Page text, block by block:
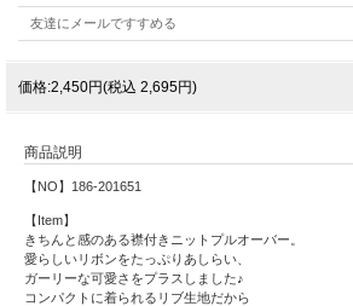
友達にメールですすめる
価格:2,450円(税込 2,695円)
商品説明
【NO】186-201651
【Item】
きちんと感のある襟付きニットプルオーバー。
愛らしいリボンをたっぷりあしらい、
ガーリーな可愛さをプラスしました♪
コンパクトに着られるリブ生地だから